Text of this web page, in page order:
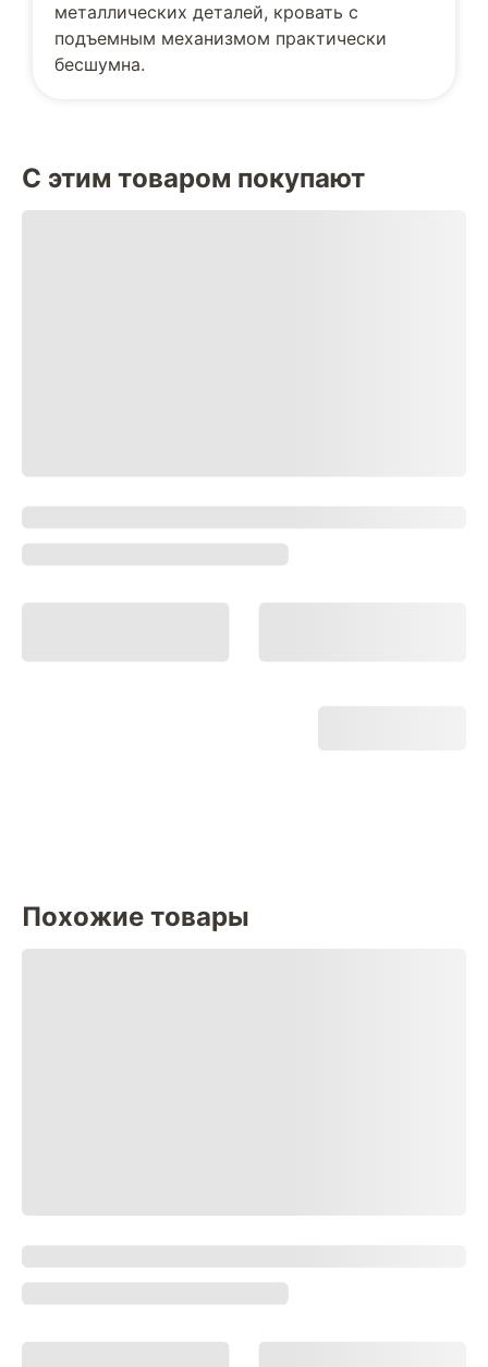
металлических деталей, кровать с
подъемным механизмом практически
бесшумна.
С этим товаром покупают
Похожие товары